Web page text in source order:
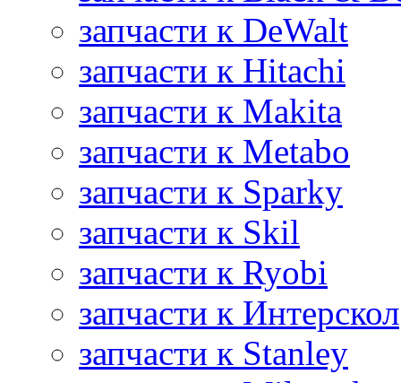
запчасти к DeWalt
запчасти к Hitachi
запчасти к Makita
запчасти к Metabo
запчасти к Sparky
запчасти к Skil
запчасти к Ryobi
запчасти к Интерскол
запчасти к Stanley